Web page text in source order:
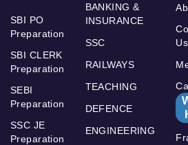
SBI PO
Preparation
SBI CLERK
Preparation
SEBI
Preparation
SSC JE
Preparation
BANKING &
INSURANCE
SSC
RAILWAYS
TEACHING
DEFENCE
ENGINEERING
Us